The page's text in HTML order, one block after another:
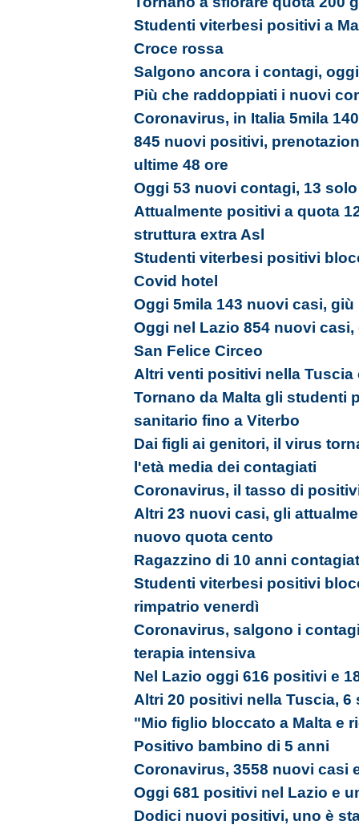
Studenti viterbesi positivi a
Croce rossa
Salgono ancora i contagi,
Più che raddoppiati i nuovi
Coronavirus, in Italia 5mila
845 nuovi positivi,
ultime 48 ore
Oggi 53 nuovi contagi, 13
Attualmente positivi a quota
struttura extra Asl
Studenti viterbesi positivi
Covid hotel
Oggi 5mila 143 nuovi casi,
Oggi nel Lazio 854 nuovi
San Felice Circeo
Altri venti positivi nella
Tornano da Malta gli studenti
sanitario fino a Viterbo
Dai figli ai genitori, il virus
l'età media dei contagiati
Coronavirus, il tasso di
Altri 23 nuovi casi, gli
nuovo quota cento
Ragazzino di 10 anni
Studenti viterbesi positivi
rimpatrio venerdì
Coronavirus, salgono i
terapia intensiva
Nel Lazio oggi 616 positivi e
Altri 20 positivi nella Tuscia, 6
"Mio figlio bloccato a Malta e
Positivo bambino di 5 anni
Coronavirus, 3558 nuovi casi
Oggi 681 positivi nel Lazio e
Dodici nuovi positivi, uno è